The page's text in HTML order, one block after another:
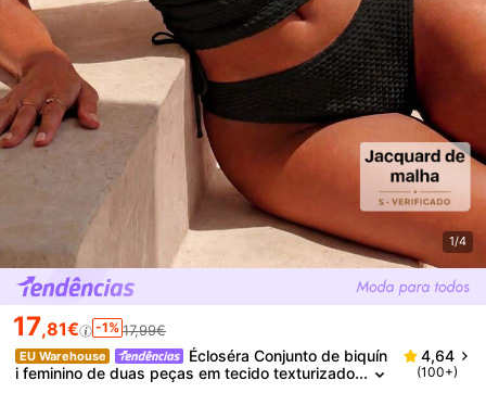
1/4
17,81€ -1% 17,99€
EU Warehouse
Écloséra Conjunto de biquín
i feminino de duas peças em tecido texturizado
4,64
(100+)